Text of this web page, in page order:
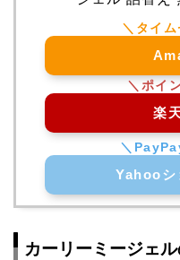
楽
Yahooシ
カーリーミージェ